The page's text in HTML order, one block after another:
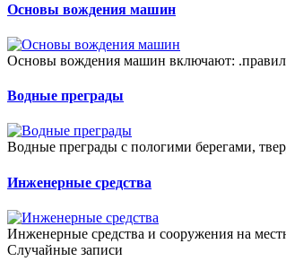
Основы вождения машин
Основы вождения машин включают:
Водные преграды
Водные преграды с пологими берегами,
Инженерные средства
Инженерные средства и сооружения на
Случайные записи